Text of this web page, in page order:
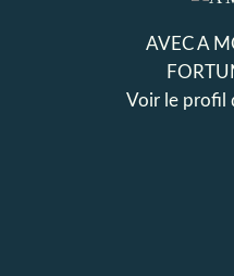
AVEC A
Voir le profil